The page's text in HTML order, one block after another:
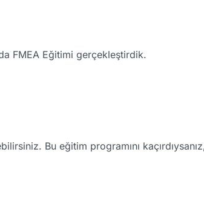
FMEA Eğitimi gerçekleştirdik.
Bu eğitim programını